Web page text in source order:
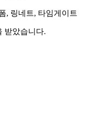
, 링네트, 타임게이트
받았습니다.